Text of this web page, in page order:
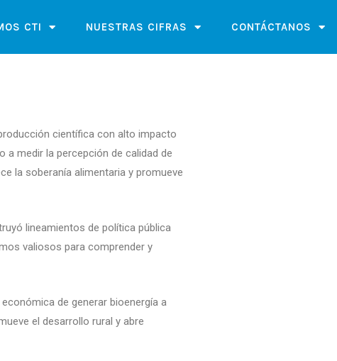
CTI NUESTRAS CIFRAS CONTÁCTANOS
científica con alto impacto
a medir la percepción de calidad de
la soberanía alimentaria y promueve
lineamientos de política pública
valiosos para comprender y
de generar bioenergía a
el desarrollo rural y abre